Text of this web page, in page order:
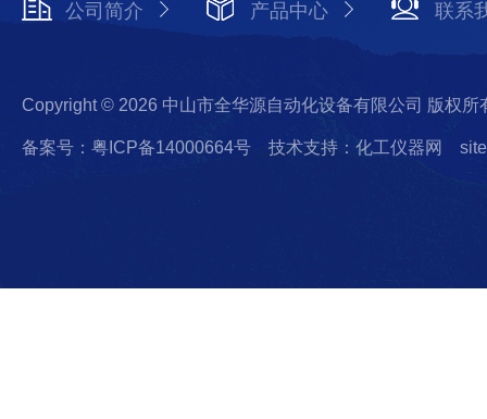
公司简介 产品中心 联系
Copyright © 2026 中山市全华源自动化设备有限公司 版权所
备案号：粤ICP备14000664号 技术支持：化工仪器网